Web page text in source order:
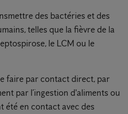
des bactéries et des
telles que la fièvre de la
le LCM ou le
faire par contact direct, par
par l’ingestion d'aliments ou
été en contact avec des